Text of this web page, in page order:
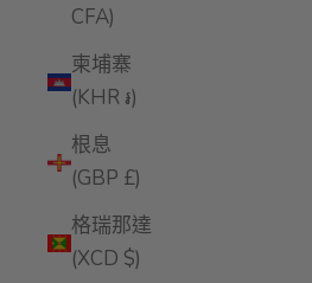
CFA)
柬埔寨
(KHR ៛)
根息
(GBP £)
格瑞那達
(XCD $)